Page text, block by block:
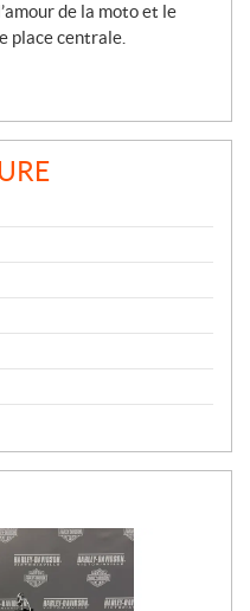
de la moto et le
place centrale.